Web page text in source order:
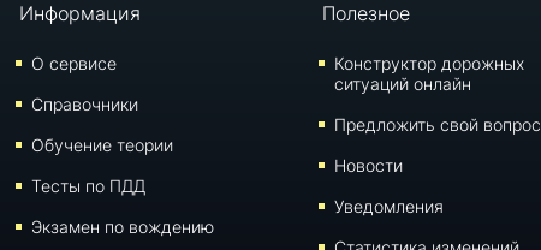
Информация
О сервисе
Справочники
Обучение теории
Тесты по ПДД
Экзамен по вождению
Полезное
Конструктор дорожных
ситуаций онлайн
Предложить свой вопрос
Новости
Уведомления